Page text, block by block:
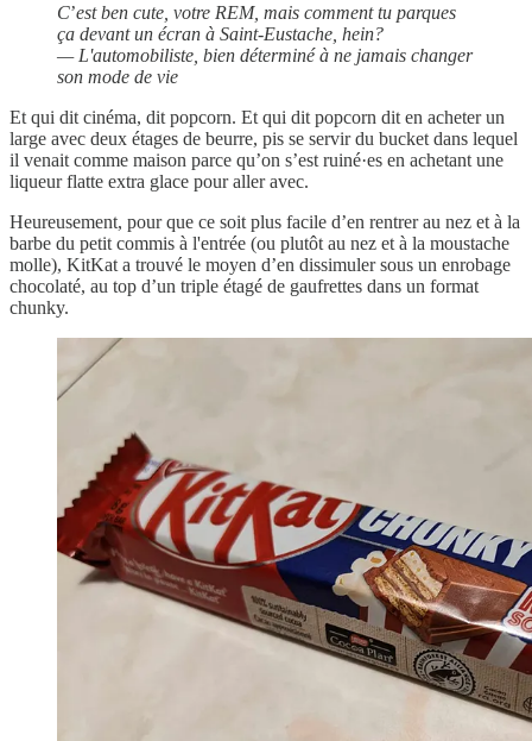
C’est ben cute, votre REM, mais comment tu parques
ça devant un écran à Saint-Eustache, hein?
— L'automobiliste, bien déterminé à ne jamais changer
son mode de vie
Et qui dit cinéma, dit popcorn. Et qui dit popcorn dit en acheter un
large avec deux étages de beurre, pis se servir du bucket dans lequel
il venait comme maison parce qu’on s’est ruiné·es en achetant une
liqueur flatte extra glace pour aller avec.
Heureusement, pour que ce soit plus facile d’en rentrer au nez et à la
barbe du petit commis à l'entrée (ou plutôt au nez et à la moustache
molle), KitKat a trouvé le moyen d’en dissimuler sous un enrobage
chocolaté, au top d’un triple étagé de gaufrettes dans un format
chunky.